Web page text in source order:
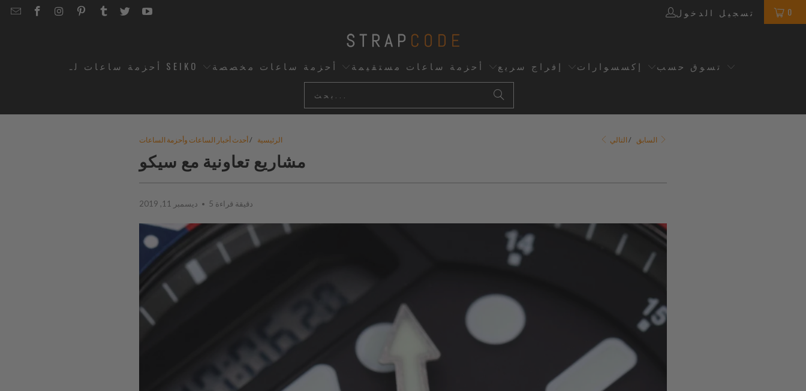
EMAILSTRAPCODE
STRAPCODE
STRAPCODE
STRAPCODE
STRAPCODE
TWITTER
STRAPCODE
YOUTUBE
تسجيل الدخول 0
أحزمة ساعات لـ SEIKO أحزمة ساعات مخصصة أحزمة ساعات مستقيمة إفراج سريع إكسسوارات تسوق حسب
الرئيسية /أحدث أخبار الساعات وأحزمة الساعات السابق /
مشاريع تعاونية مع سيكو
ديسمبر 11, 2019 5 دقيقة قراءة